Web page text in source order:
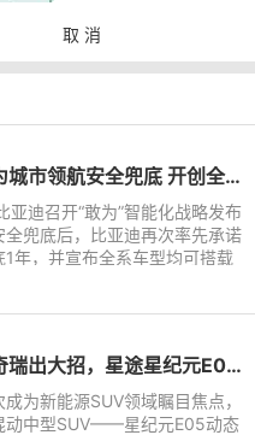
取 消
比亚迪率先承诺为城市领航安全兜底 开创全民城市领航时代
迪召开“敢为”智能化战略发布
全兜底后，比亚迪再次率先承诺
年，并宣布全系车型均可搭载
激光版，选装价格12000元，
别只盯着友商！奇瑞出大招，星途星纪元E05智能+颜值双王炸，年轻人的梦想座驾
为新能源SUV领域瞩目焦点，
动中型SUV——星纪元E05动态